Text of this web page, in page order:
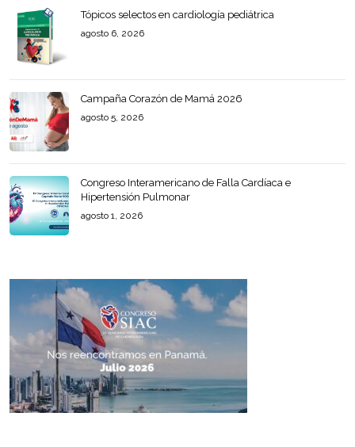
Tópicos selectos en cardiología pediátrica
agosto 6, 2026
Campaña Corazón de Mamá 2026
agosto 5, 2026
Congreso Interamericano de Falla Cardíaca e
Hipertensión Pulmonar
agosto 1, 2026